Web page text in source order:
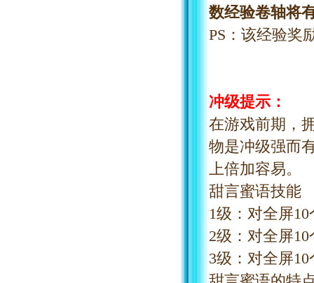
数经验卷轴将
PS：该经验奖
冲级提示：
在游戏前期，
物是冲级强而
上倍加容易。
甜言蜜语技能
1级：对全屏
2级：对全屏
3级：对全屏